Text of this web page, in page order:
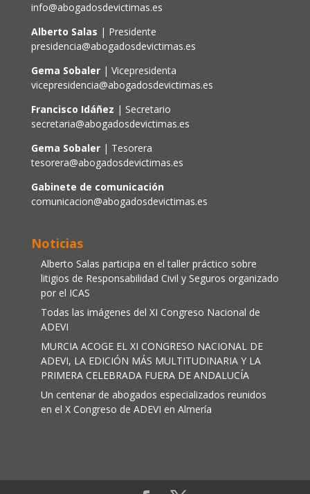
info@abogadosdevictimas.es
Alberto Salas | Presidente
presidencia@abogadosdevictimas.es
Gema Sobaler | Vicepresidenta
vicepresidencia@abogadosdevictimas.es
Francisco Idáñez | Secretario
secretaria@abogadosdevictimas.es
Gema Sobaler| Tesorera
tesorera@abogadosdevictimas.es
Gabinete de comunicación
comunicacion@abogadosdevictimas.es
Noticias
Alberto Salas participa en el taller práctico sobre
litigios de Responsabilidad Civil y Seguros organizado
por el ICAS
Todas las imágenes del XI Congreso Nacional de
ADEVI
MURCIA ACOGE EL XI CONGRESO NACIONAL DE
ADEVI, LA EDICIÓN MÁS MULTITUDINARIA Y LA
PRIMERA CELEBRADA FUERA DE ANDALUCÍA
Un centenar de abogados especializados reunidos
en el X Congreso de ADEVI en Almería